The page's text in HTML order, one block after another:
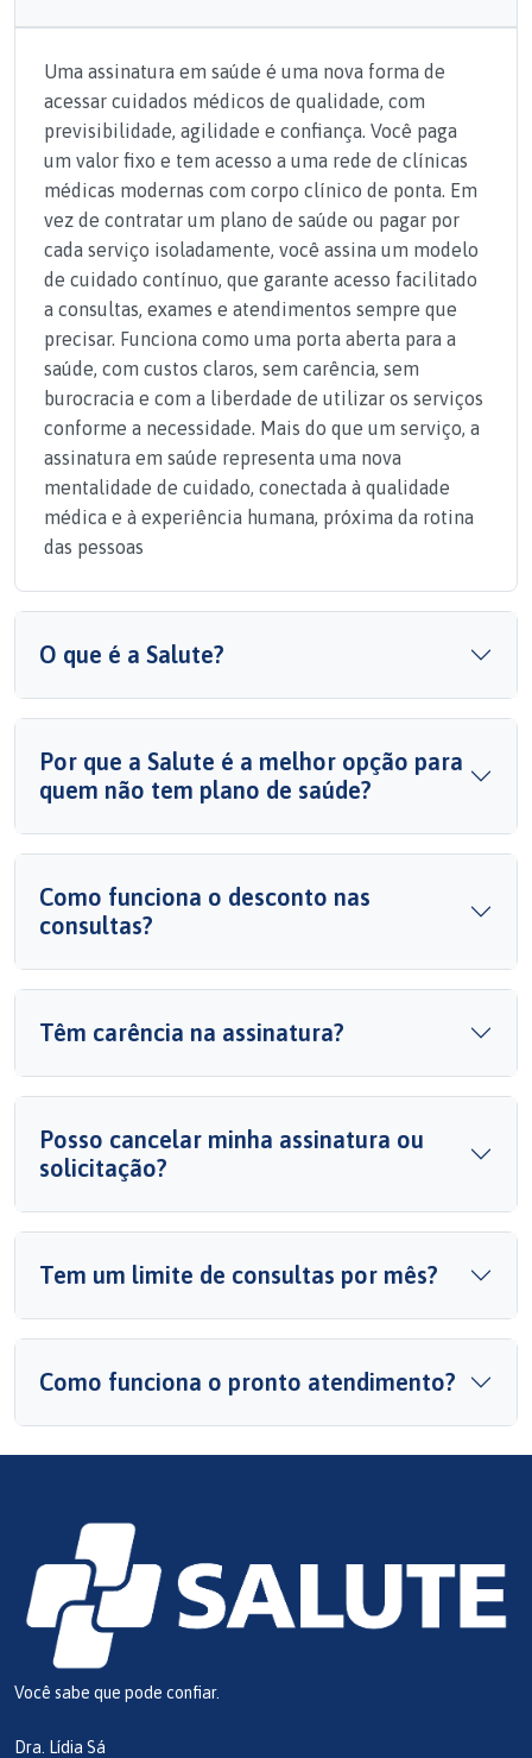
Uma assinatura em saúde é uma nova forma de
acessar cuidados médicos de qualidade, com
previsibilidade, agilidade e confiança. Você paga
um valor fixo e tem acesso a uma rede de clínicas
médicas modernas com corpo clínico de ponta. Em
vez de contratar um plano de saúde ou pagar por
cada serviço isoladamente, você assina um modelo
de cuidado contínuo, que garante acesso facilitado
a consultas, exames e atendimentos sempre que
precisar. Funciona como uma porta aberta para a
saúde, com custos claros, sem carência, sem
burocracia e com a liberdade de utilizar os serviços
conforme a necessidade. Mais do que um serviço, a
assinatura em saúde representa uma nova
mentalidade de cuidado, conectada à qualidade
médica e à experiência humana, próxima da rotina
das pessoas
O que é a Salute?
Por que a Salute é a melhor opção para
quem não tem plano de saúde?
Como funciona o desconto nas
consultas?
Têm carência na assinatura?
Posso cancelar minha assinatura ou
solicitação?
Tem um limite de consultas por mês?
Como funciona o pronto atendimento?
Você sabe que pode confiar.
Dra. Lídia Sá